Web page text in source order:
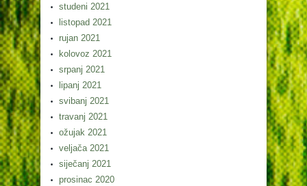
studeni 2021
listopad 2021
rujan 2021
kolovoz 2021
srpanj 2021
lipanj 2021
svibanj 2021
travanj 2021
ožujak 2021
veljača 2021
siječanj 2021
prosinac 2020